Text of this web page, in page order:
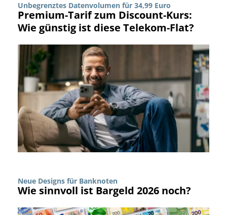
Unbegrenztes Datenvolumen für 34,99 Euro
Premium-Tarif zum Discount-Kurs:
Wie günstig ist diese Telekom-Flat?
Neue Designs für Banknoten
Wie sinnvoll ist Bargeld 2026 noch?